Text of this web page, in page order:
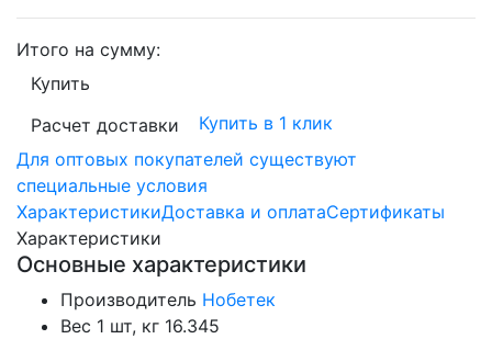
Итого на сумму:
Купить
Расчет доставки
Купить в 1 клик
Для оптовых покупателей существуют
специальные условия
ХарактеристикиДоставка и оплатаСертификаты
Характеристики
Основные характеристики
Производитель Нобетек
Вес 1 шт, кг 16.345